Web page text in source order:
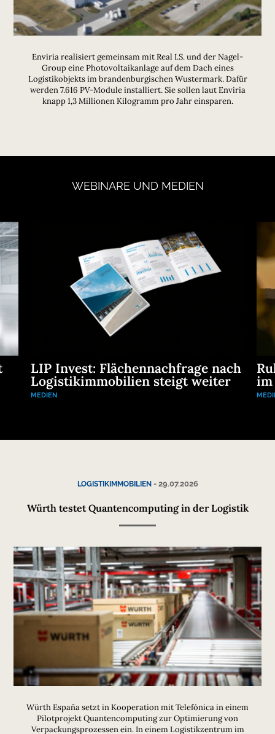
Enviria realisiert gemeinsam mit Real I.S. und der Nagel-
Group eine Photovoltaikanlage auf dem Dach eines
Logistikobjekts im brandenburgischen Wustermark. Dafür
werden 7.616 PV-Module installiert. Sie sollen laut Enviria
knapp 1,3 Millionen Kilogramm pro Jahr einsparen.
WEBINAREUND MEDIEN
LIP Invest: Flächennachfrage nach
Logistikimmobilien steigt weiter
MEDIEN
im
LOGISTIKIMMOBILIEN- 29.07.2026
Würth testet Quantencomputing in der Logistik
Würth España setzt in Kooperation mit Telefónica in einem
Pilotprojekt Quantencomputing zur Optimierung von
Verpackungsprozessen ein. In einem Logistikzentrum im